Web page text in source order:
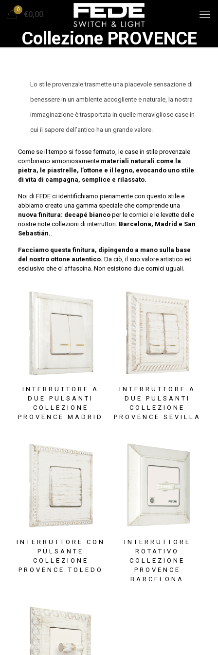
0
€0,00
Collezione PROVENCE
Lo stile provenzale trasmette una piacevole sensazione di
benessere in un ambiente accogliente e naturale, la nostra
immaginazione è trasportata in quelle meravigliose case in
cui il sapore dell’antico ha un grande valore.
Come se il tempo si fosse fermato, le case in stile provenzale
combinano armoniosamente materiali naturali come la
pietra, le piastrelle, l’ottone e il legno, evocando uno stile
di vita di campagna, semplice e rilassato.
Noi di FEDE ci identifichiamo pienamente con questo stile e
abbiamo creato una gamma speciale che comprende una
nuova finitura: decapé biancoper le cornici e le levette delle
nostre note collezioni di interruttori: Barcelona, Madrid e San
Sebastián..
Facciamo questa finitura, dipingendo a mano sulla base
del nostro ottone autentico. Da ciò, il suo valore artistico ed
esclusivo che ci affascina. Non esistono due cornici uguali.
INTERRUTTORE A
DUE PULSANTI
COLLEZIONE
PROVENCE MADRID
INTERRUTTORE A
DUE PULSANTI
COLLEZIONE
PROVENCE SEVILLA
INTERRUTTORE CON
PULSANTE
COLLEZIONE
PROVENCE TOLEDO
INTERRUTTORE
ROTATIVO
COLLEZIONE
PROVENCE
BARCELONA